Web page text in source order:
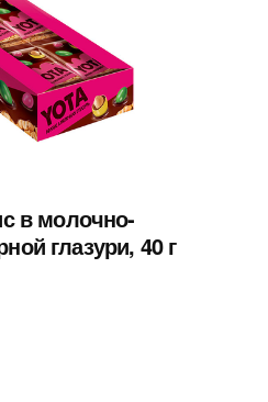
в молочно-
глазури, 40 г